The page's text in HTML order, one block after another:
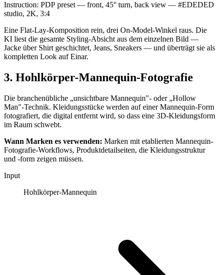
Instruction: PDP preset — front, 45° turn, back view — #EDEDED
studio, 2K, 3:4
Eine Flat-Lay-Komposition rein, drei On-Model-Winkel raus. Die
KI liest die gesamte Styling-Absicht aus dem einzelnen Bild —
Jacke über Shirt geschichtet, Jeans, Sneakers — und überträgt sie als
kompletten Look auf Einar.
3. Hohlkörper-Mannequin-Fotografie
Die branchenübliche „unsichtbare Mannequin"- oder „Hollow
Man"-Technik. Kleidungsstücke werden auf einer Mannequin-Form
fotografiert, die digital entfernt wird, so dass eine 3D-Kleidungsform
im Raum schwebt.
Wann Marken es verwenden: Marken mit etablierten Mannequin-
Fotografie-Workflows, Produktdetailseiten, die Kleidungsstruktur
und -form zeigen müssen.
Input
Hohlkörper-Mannequin